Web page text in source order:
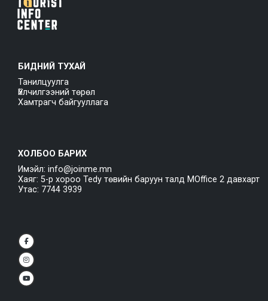
БИДНИЙ ТУХАЙ
Танилцуулга
Үйлчилгээний төрөл
Хамтрагч байгууллага
ХОЛБОО БАРИХ
Имэйл: info@joinme.mn
Хаяг: 5-р хороо Tedy төвийн баруун талд MOffice 2 давхарт
Утас: 7744 3939